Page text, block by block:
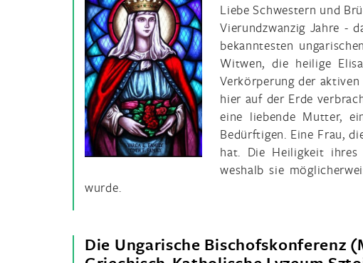
Liebe Schwestern und
Vierundzwanzig Jahre -
bekanntesten
Witwen, die heilige
Verkörperung der
hier auf der Erde
eine liebende Mutter,
Bedürftigen. Eine Frau,
hat. Die Heiligkeit
weshalb sie
wurde.
Die Ungarische Bischofskonferenz